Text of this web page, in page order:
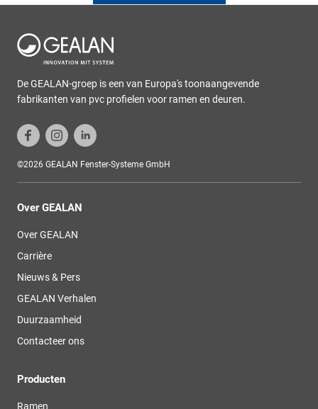
De GEALAN-groep is een van Europa's toonaangevende
fabrikanten van pvc profielen voor ramen en deuren.
©2026 GEALAN Fenster-Systeme GmbH
Over GEALAN
Over GEALAN
Carrière
Nieuws & Pers
GEALAN Verhalen
Duurzaamheid
Contacteer ons
Producten
Ramen